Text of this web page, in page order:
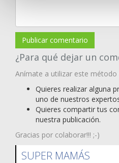
Publicar comentario
¿Para qué dejar un
Anímate a utilizar este método
Quieres realizar alguna
uno de nuestros
Quieres compartir tus
nuestra publicación.
Gracias por colaborar!!! ;-)
SUPER MAMÁS